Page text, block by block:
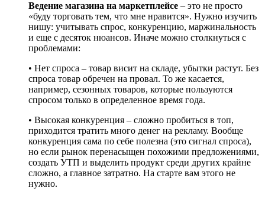
Ведение магазина на маркетплейсе – это не просто
«буду торговать тем, что мне нравится». Нужно изучить
нишу: учитывать спрос, конкуренцию, маржинальность
и еще с десяток нюансов. Иначе можно столкнуться с
проблемами:
• Нет спроса – товар висит на складе, убытки растут. Без
спроса товар обречен на провал. То же касается,
например, сезонных товаров, которые пользуются
спросом только в определенное время года.
• Высокая конкуренция – сложно пробиться в топ,
приходится тратить много денег на рекламу. Вообще
конкуренция сама по себе полезна (это сигнал спроса),
но если рынок перенасыщен похожими предложениями,
создать УТП и выделить продукт среди других крайне
сложно, а главное затратно. На старте вам этого не
нужно.